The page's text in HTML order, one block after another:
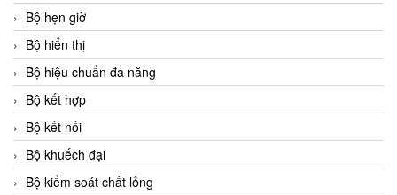
Bộ hẹn giờ
Bộ hiển thị
Bộ hiệu chuẩn đa năng
Bộ kết hợp
Bộ kết nối
Bộ khuếch đại
Bộ kiểm soát chất lỏng